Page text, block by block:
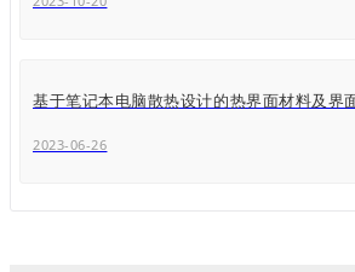
基于笔记本电脑散热设计的热界面材料及界
2023-06-26